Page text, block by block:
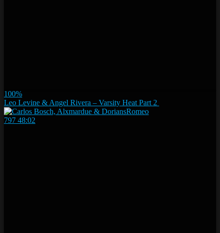
100%
Leo Levine & Angel Rivera – Varsity Heat Part 2
797 48:02